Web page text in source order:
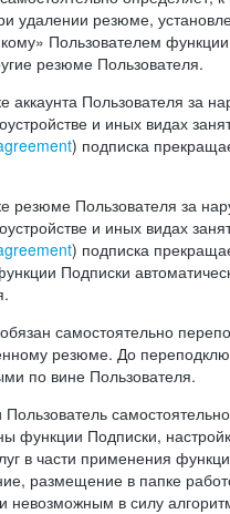
удалении резюме,
Пользователем функции
резюме Пользователя.
аккаунта Пользователя за
и иных видах
) подписка
резюме Пользователя за
и иных видах
) подписка
Подписки
самостоятельно
резюме. До
по вине Пользователя.
функции Подписки,
в части применения
размещение в папке
невозможным в силу